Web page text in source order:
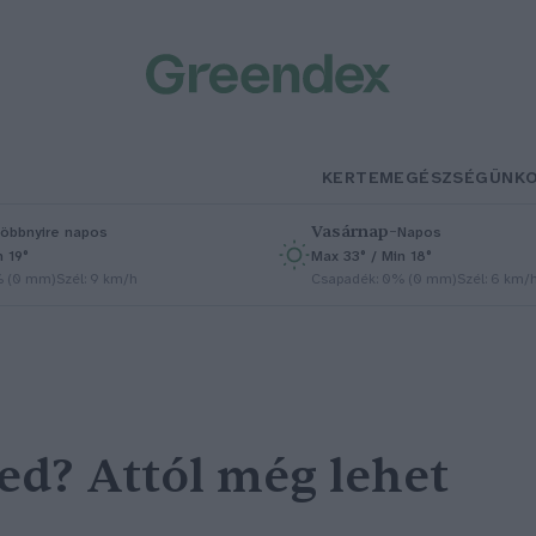
KERTEMEGÉSZSÉGÜNK
napos
19°
(0 mm)Szél: 9 km/h
Vasárnap–Napos
Max 33° / Min 18°
Csapadék: 0% (0 mm)Szél: 6 km/
Attól még lehet